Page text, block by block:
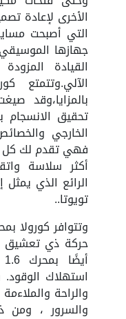
الأخرى لإعادة
التي أصبحت
جهازها
القيادة
الآلي.وتتمتع
بالمزايا،وقد
تحقيق الانسجام
الخارجي
فهي تقدم لك كل
أكثر سلاسة
الرائع الذي
تويوتا..
استهلاك الوقود.
والراحة
والسرور ، ومن